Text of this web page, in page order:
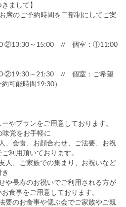
まして】
席のご予約時間を二部制にしてご案
②13:30～15:00 // 個室：①11:00
②19:30～21:30 // 個室：ご希望
可能時間19:30）
やプランをご用意しております。
味覚をお手軽に
、会食、お顔合わせ、ご法要、お祝
利用頂いております。
人、ご家族での集まり、お祝いなど
や長寿のお祝いでご利用される方が
食事をご用意しております。
要のお食事や偲ぶ会でご家族やご親